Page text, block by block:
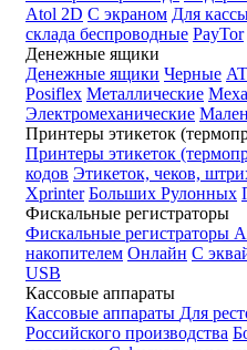
Atol 2D С экраном Для
склада беспроводные PayTor
Денежные ящики
Денежные ящики Черные
Posiflex Металлические
Электромеханические
Принтеры этикеток
Принтеры этикеток
кодов Этикеток, чеков,
Xprinter Больших Рулонных
Фискальные регистраторы
Фискальные регистраторы
накопителем Онлайн С
USB
Кассовые аппараты
Кассовые аппараты Для
Российского производства